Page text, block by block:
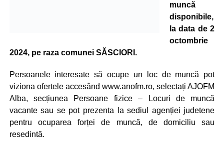
muncă
disponibile,
la data de 2
octombrie
2024, pe raza comunei SĂSCIORI.
Persoanele interesate să ocupe un loc de muncă pot
viziona ofertele accesând www.anofm.ro, selectați AJOFM
Alba, secțiunea Persoane fizice – Locuri de muncă
vacante sau se pot prezenta la sediul agenției judetene
pentru ocuparea forței de muncă, de domiciliu sau
resedintă.